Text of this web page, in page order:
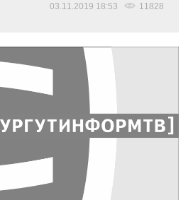
03.11.2019 18:53 11828